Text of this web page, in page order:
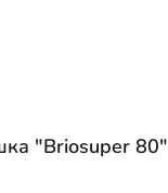
"Briosuper 80"